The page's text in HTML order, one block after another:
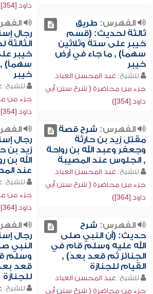
داود [354])
الفهرس: طريق
ثالثة لحديث: (قسم
خيبر على ستة وثلاثين
سهماً) , ما جاء في أرض
خيبر
للشيخ: عبد المحسن العباد
جزء من محاضرة ( شرح سنن أبي
داود [354])
رجال
خيبر
سهماً) ,
خيبر
للشيخ:
جزء من
داود [354])
الفهرس: شرح قصة
مقتل زيد بن حارثة
وجعفر وعبد الله بن رواحة
, الجلوس عند المصيبة
للشيخ: عبد المحسن العباد
جزء من محاضرة ( شرح سنن أبي
داود [364])
رجال
زيد بن
الله بن
عند
للشيخ:
جزء من
داود [364])
الفهرس: شرح
حديث: (أن النبي صلى
الله عليه وسلم قام في
الجنائز ثم قعد بعدُ) ,
القيام للجنازة
للشيخ: عبد المحسن العباد
جزء من محاضرة ( شرح سنن أبي
رجال
النبي
وسلم
قعد
للجنازة
للشيخ: